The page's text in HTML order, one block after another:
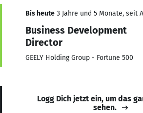
Bis heute 3 Jahre und 5 Monate, seit
Business Development
Director
GEELY Holding Group - Fortune 500
Logg Dich jetzt ein, um das
sehen.